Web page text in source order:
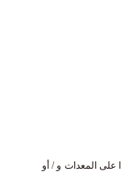
على المعدات و / أو